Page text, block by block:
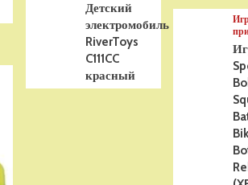
Детский
электромобиль
RiverToys
C111CC
красный